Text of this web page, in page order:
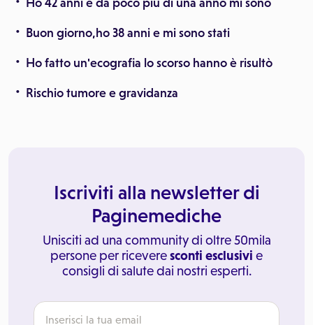
Buon giorno,ho 38 anni e mi sono stati
Ho fatto un'ecografia lo scorso hanno è risultò
Rischio tumore e gravidanza
Iscriviti alla newsletter di
Paginemediche
Unisciti ad una community di oltre 50mila
persone per riceveresconti esclusivi e
consigli di salute dai nostri esperti.